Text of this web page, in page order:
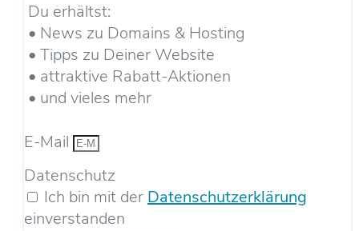
Du erhältst:
• News zu Domains & Hosting
• Tipps zu Deiner Website
• attraktive Rabatt-Aktionen
• und vieles mehr
E-Mail
Datenschutz
Ich bin mit der Datenschutzerklärung
einverstanden